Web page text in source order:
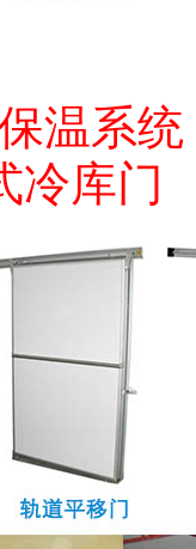
保温系
冷库门